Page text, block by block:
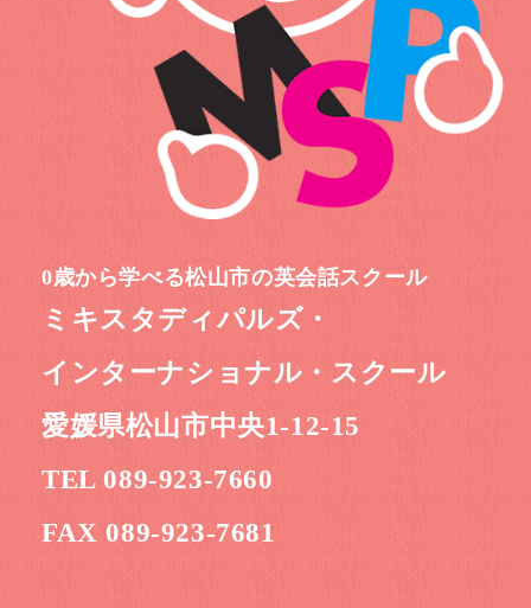
0歳から学べる松山市の英会話スクール
ミキスタディパルズ・
インターナショナル・スクール
愛媛県松山市中央1-12-15
TEL 089-923-7660
FAX 089-923-7681